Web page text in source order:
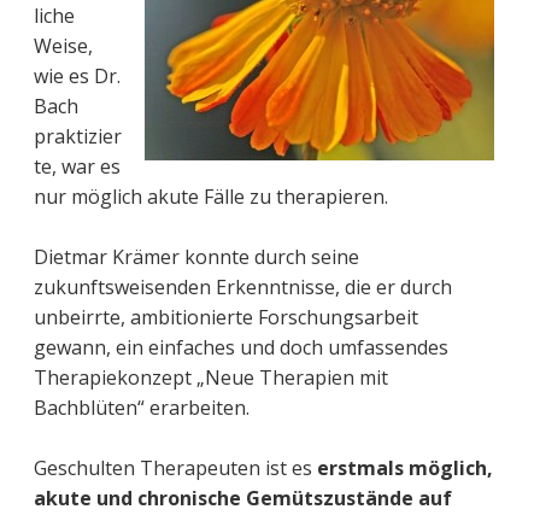
liche
Weise,
wie es Dr.
Bach
praktizier
te, war es
nur möglich akute Fälle zu therapieren.
Dietmar Krämer konnte durch seine
zukunftsweisenden Erkenntnisse, die er durch
unbeirrte, ambitionierte Forschungsarbeit
gewann, ein einfaches und doch umfassendes
Therapiekonzept „Neue Therapien mit
Bachblüten“ erarbeiten.
Geschulten Therapeuten ist es erstmals möglich,
akute und chronische Gemütszustände auf